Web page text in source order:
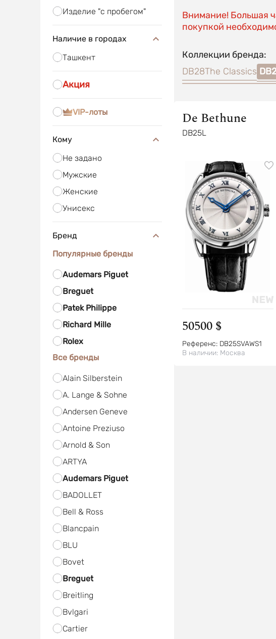
Изделие "с пробегом"
Наличие в городах
Ташкент
Акция
VIP-лоты
Кому
Не задано
Мужские
Женские
Унисекс
Бренд
Популярные бренды
Audemars Piguet
Breguet
Patek Philippe
Richard Mille
Rolex
Все бренды
Alain Silberstein
A. Lange & Sohne
Andersen Geneve
Antoine Preziuso
Arnold & Son
ARTYA
Audemars Piguet
BADOLLET
Bell & Ross
Blancpain
BLU
Bovet
Breguet
Breitling
Bvlgari
Cartier
Внимание! Большая
покупкой
Коллекции бренда:
DB28The Classics
De Bethune
DB25L
50500 $
Референс: DB25SVAWS1
В наличии: Москва